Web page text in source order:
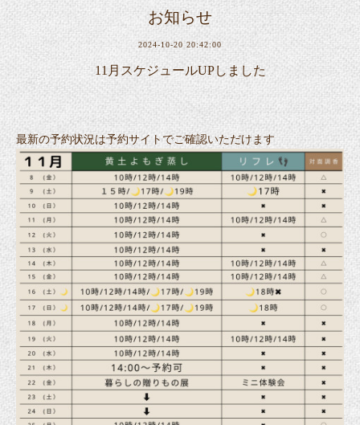
お知らせ
2024-10-20 20:42:00
11月スケジュールUPしました
最新の予約状況は予約サイトでご確認いただけます